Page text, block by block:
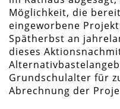
Möglichkeit, die
eingeworbene
Spätherbst an
dieses
Grundschulalter für
Abrechnung der